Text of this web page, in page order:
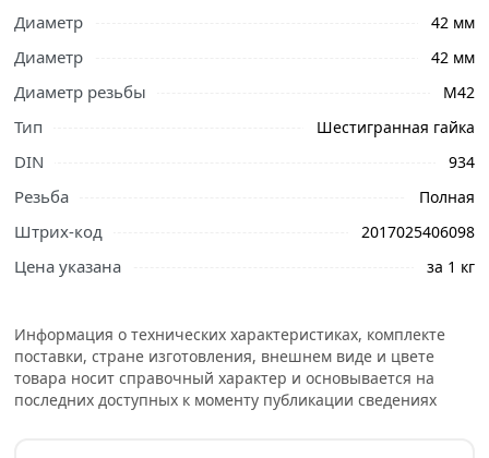
Ознакомьтесь с подробными характеристиками,
описанием и отзывами о товаре, чтобы сделать
правильный выбор и заказать онлайн. Наши
свяжутся с Вами для согласования условий доставки
или самовывоза.
Гайка шестигранная оцинкованная M42 DIN 934
деталей совместно с болтами, винтами и другими
крепежными элементами в машиностроении,
строительстве и других отраслях народного хозяйства.
Материал выдерживает резкие перепады температур и
Диаметр 42 мм
Диаметр 42 мм
Диаметр резьбы М42
Тип Шестигранная гайка
DIN 934
Резьба Полная
Штрих-код 2017025406098
Цена указана за 1 кг
Информация о технических характеристиках, комплекте
поставки, стране изготовления, внешнем виде и цвете
товара носит справочный характер и основывается на
последних доступных к моменту публикации сведениях